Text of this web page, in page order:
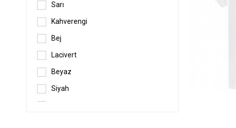
Sarı
Kahverengi
Bej
Lacivert
Beyaz
Siyah